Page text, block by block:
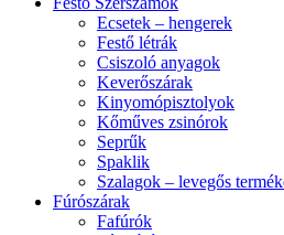
Ecsetek – hengerek
Festő létrák
Csiszoló anyagok
Keverőszárak
Kinyomópisztolyok
Kőműves zsinórok
Seprűk
Spaklik
Szalagok – levegős
Fúrószárak
Fafúrók